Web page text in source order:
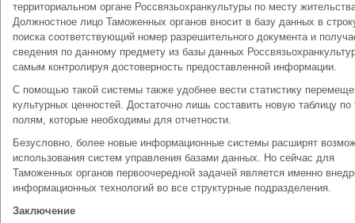
территориальном органе Россвязьохранкультуры по месту
Должностное лицо Таможенных органов вносит в базу данных в
поиска соответствующий номер разрешительного документа и
сведения по данному предмету из базы данных
самым контролируя достоверность предоставленной информации.
С помощью такой системы также удобнее вести статистику
культурных ценностей. Достаточно лишь составить новую таблицу по
полям, которые необходимы для отчетности.
Безусловно, более новые информационные системы расширят
использования систем управления базами данных. Но сейчас для
Таможенных органов первоочередной задачей является именно
информационных технологий во все структурные подразделения.
Заключение